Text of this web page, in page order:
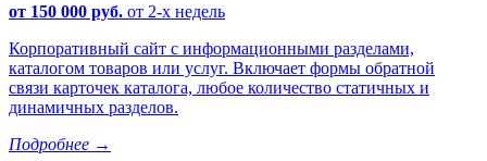
от 150 000 руб. от 2-х недель
Корпоративный сайт с информационными разделами,
каталогом товаров или услуг. Включает формы обратной
связи карточек каталога, любое количество статичных и
динамичных разделов.
Подробнее →